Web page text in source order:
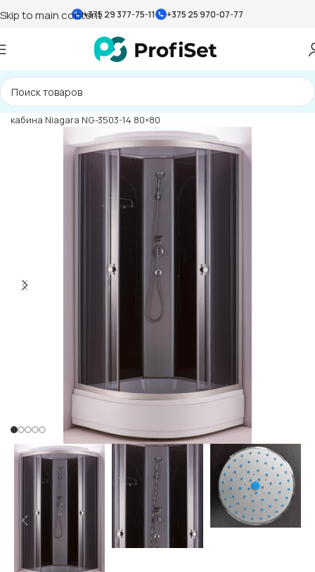
Skip to main content+375 29 377-75-11 +375 25 970-07-77
Главная страница»Каталог»Душевые кабины»Душевая
кабина Niagara NG-3503-14 80×80